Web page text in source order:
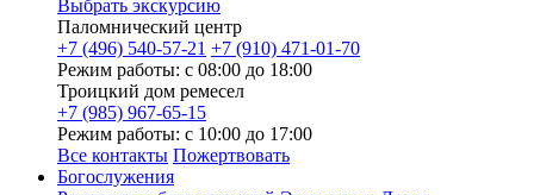
Выбрать экскурсию
Паломнический центр
+7 (496) 540-57-21 +7 (910) 471-01-70
Режим работы: с 08:00 до 18:00
Троицкий дом ремесел
+7 (985) 967-65-15
Режим работы: с 10:00 до 17:00
Все контакты Пожертвовать
Богослужения